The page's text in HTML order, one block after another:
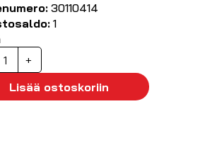
30110414
1
+
Lisää ostoskoriin